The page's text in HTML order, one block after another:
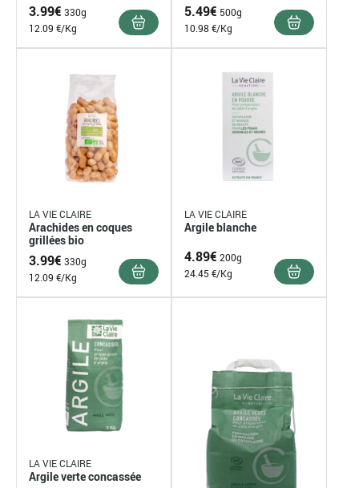
3.99€ 330g
12.09 €/Kg
5.49€ 500g
10.98 €/Kg
LA VIE CLAIRE
Arachides en coques
grillées bio
3.99€ 330g
12.09 €/Kg
LA VIE CLAIRE
Argile blanche
4.89€ 200g
24.45 €/Kg
LA VIE CLAIRE
Argile verte concassée